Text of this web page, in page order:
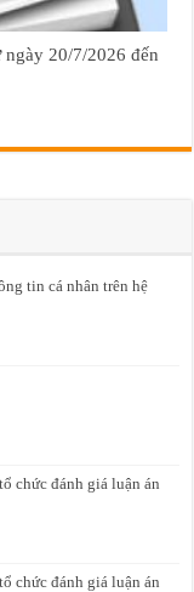
20/7/2026 đến
tin cá nhân trên hệ
chức đánh giá luận án
chức đánh giá luận án